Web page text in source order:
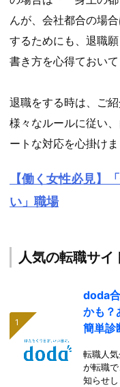
んが、会社都合の場
するためにも、退職
書き方を心得ておいて
退職をする時は、ご
様々なルールに従い
ートな対応を心掛けま
【働く女性必見】
い」職場
人気の転職サイ
doda
かも？
簡単診
転職人
が転職
知らせ